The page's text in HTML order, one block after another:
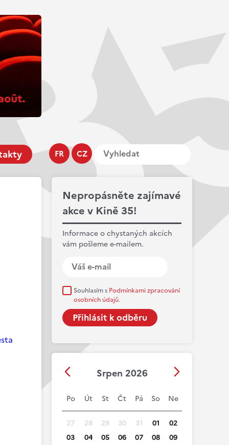
FR CZ
Nepropásněte zajímavé
akce v Kině 35!
Informace o chystaných akcích
vám pošleme e-mailem.
Souhlasím s Podmínkami zpracování
osobních údajů.
Srpen 2026
Po Út St Čt Pá So Ne
27 28 29 30 31 01
02
03
04 05 06 07 08
09